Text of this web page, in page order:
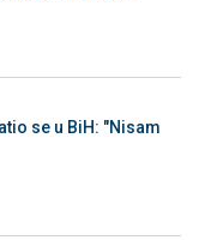
se u BiH: "Nisam